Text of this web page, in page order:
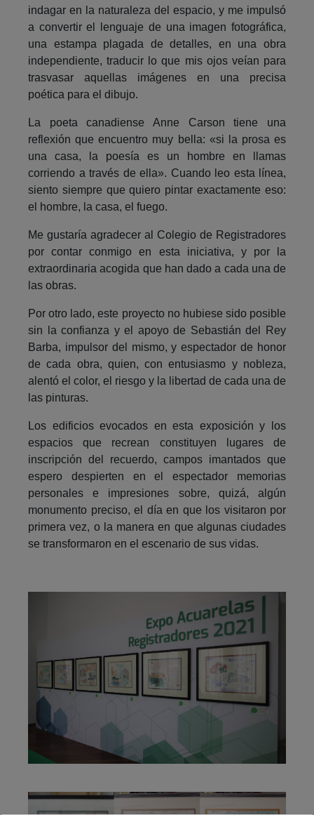
indagar en la naturaleza del espacio, y me impulsó
a convertir el lenguaje de una imagen fotográfica,
una estampa plagada de detalles, en una obra
independiente, traducir lo que mis ojos veían para
trasvasar aquellas imágenes en una precisa
poética para el dibujo.
La poeta canadiense Anne Carson tiene una
reflexión que encuentro muy bella: «si la prosa es
una casa, la poesía es un hombre en llamas
corriendo a través de ella». Cuando leo esta línea,
siento siempre que quiero pintar exactamente eso:
el hombre, la casa, el fuego.
Me gustaría agradecer al Colegio de Registradores
por contar conmigo en esta iniciativa, y por la
extraordinaria acogida que han dado a cada una de
las obras.
Por otro lado, este proyecto no hubiese sido posible
sin la confianza y el apoyo de Sebastián del Rey
Barba, impulsor del mismo, y espectador de honor
de cada obra, quien, con entusiasmo y nobleza,
alentó el color, el riesgo y la libertad de cada una de
las pinturas.
Los edificios evocados en esta exposición y los
espacios que recrean constituyen lugares de
inscripción del recuerdo, campos imantados que
espero despierten en el espectador memorias
personales e impresiones sobre, quizá, algún
monumento preciso, el día en que los visitaron por
primera vez, o la manera en que algunas ciudades
se transformaron en el escenario de sus vidas.